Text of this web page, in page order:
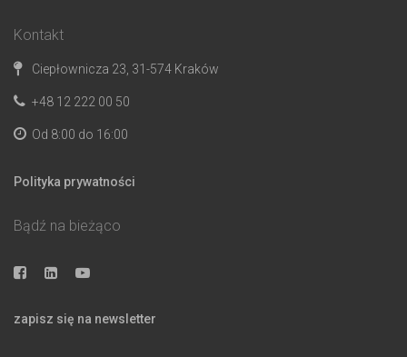
Kontakt
Ciepłownicza 23, 31-574 Kraków
+48 12 222 00 50
Od 8:00 do 16:00
Polityka prywatności
Bądź na bieżąco
zapisz się na newsletter